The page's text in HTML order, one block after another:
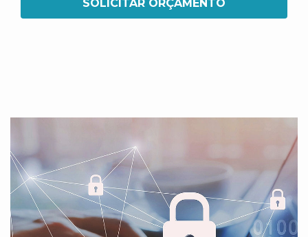
SOLICITAR ORÇAMENTO